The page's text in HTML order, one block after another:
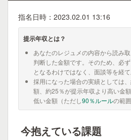
指名日時：2023.02.01 13:16
提示年収とは？
あなたのレジュメの内容から読み
判断した金額です。そのため、必
となるわけではなく、面談等を経
採用になった場合の実績としては
額、約25％が提示年収より高い金
低い金額（ただし90％ルールの範
今抱えている課題